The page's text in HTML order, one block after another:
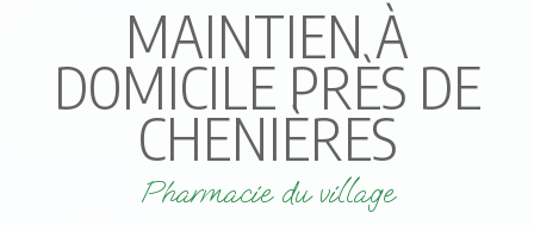
MAINTIEN À
DOMICILE PRÈS DE
CHENIÈRES
Pharmacie du village